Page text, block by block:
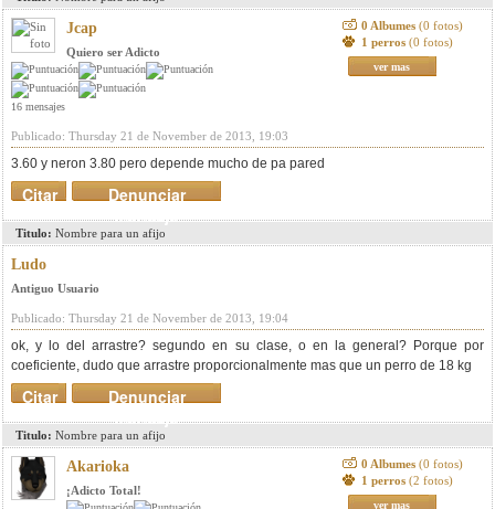
Jcap
Quiero ser Adicto
16 mensajes
0 Albumes (0 fotos)
1 perros (0 fotos)
ver mas
Publicado: Thursday 21 de November de 2013, 19:03
3.60 y neron 3.80 pero depende mucho de pa pared
Denunciar
mensaje
Citar
Titulo: Nombre para un afijo
Ludo
Antiguo Usuario
Publicado: Thursday 21 de November de 2013, 19:04
ok, y lo del arrastre? segundo en su clase, o en la general? Porque por
coeficiente, dudo que arrastre proporcionalmente mas que un perro de 18 kg
Denunciar
mensaje
Citar
Titulo: Nombre para un afijo
Akarioka
¡Adicto Total!
0 Albumes (0 fotos)
1 perros (2 fotos)
ver mas